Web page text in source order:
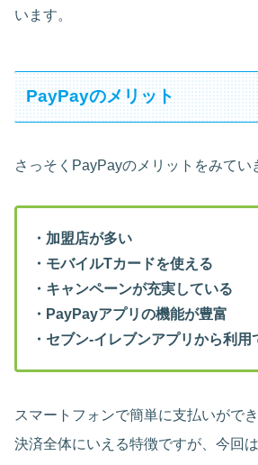
います。
PayPayのメリット
さっそくPayPayのメリットをみてい
・加盟店が多い
・モバイルTカードを使える
・キャンペーンが充実している
・PayPayアプリの機能が豊富
・セブン-イレブンアプリから利用
スマートフォンで簡単に支払いがで
決済全体にいえる特徴ですが、今回